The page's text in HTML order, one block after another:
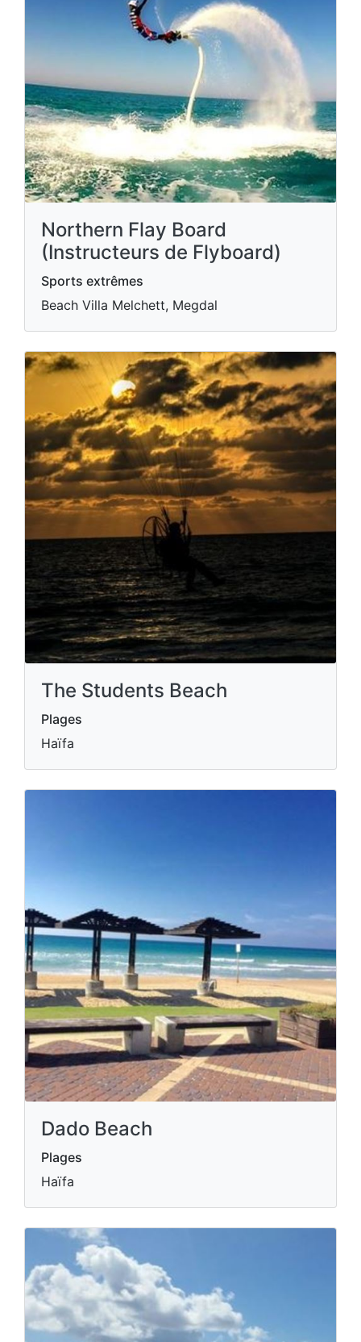
Northern Flay Board
(Instructeurs de Flyboard)
Sports extrêmes
Beach Villa Melchett, Megdal
The Students Beach
Plages
Haïfa
Dado Beach
Plages
Haïfa